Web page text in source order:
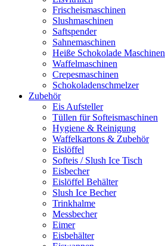
Frischeismaschinen
Slushmaschinen
Saftspender
Sahnemaschinen
Heiße Schokolade Maschinen
Waffelmaschinen
Crepesmaschinen
Schokoladenschmelzer
Zubehör
Eis Aufsteller
Tüllen für Softeismaschinen
Hygiene & Reinigung
Waffelkartons & Zubehör
Eislöffel
Softeis / Slush Ice Tisch
Eisbecher
Eislöffel Behälter
Slush Ice Becher
Trinkhalme
Messbecher
Eimer
Eisbehälter